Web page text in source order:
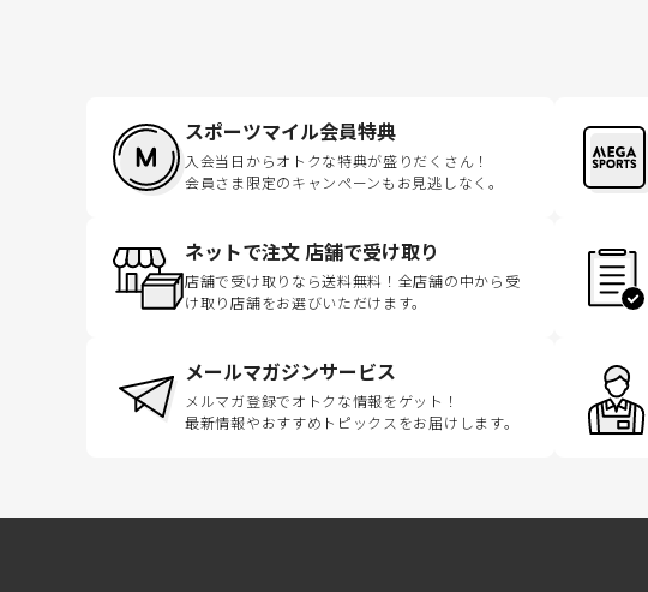
スポーツマイル会員特典
入会当日からオトクな特典が盛りだくさん！
会員さま限定のキャンペーンもお見逃しなく。
ネットで注文 店舗で受け取り
店舗で受け取りなら送料無料！全店舗の中から受
け取り店舗をお選びいただけます。
メールマガジンサービス
メルマガ登録でオトクな情報をゲット！
最新情報やおすすめトピックスをお届けします。